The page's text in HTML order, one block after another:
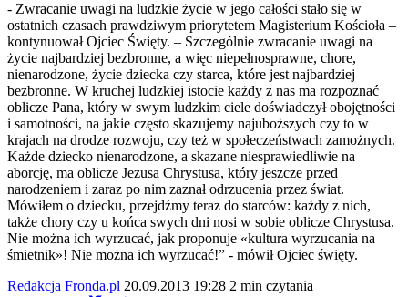
- Zwracanie uwagi na ludzkie życie w jego całości stało się w
ostatnich czasach prawdziwym priorytetem Magisterium Kościoła –
kontynuował Ojciec Święty. – Szczególnie zwracanie uwagi na
życie najbardziej bezbronne, a więc niepełnosprawne, chore,
nienarodzone, życie dziecka czy starca, które jest najbardziej
bezbronne. W kruchej ludzkiej istocie każdy z nas ma rozpoznać
oblicze Pana, który w swym ludzkim ciele doświadczył obojętności
i samotności, na jakie często skazujemy najuboższych czy to w
krajach na drodze rozwoju, czy też w społeczeństwach zamożnych.
Każde dziecko nienarodzone, a skazane niesprawiedliwie na
aborcję, ma oblicze Jezusa Chrystusa, który jeszcze przed
narodzeniem i zaraz po nim zaznał odrzucenia przez świat.
Mówiłem o dziecku, przejdźmy teraz do starców: każdy z nich,
także chory czy u końca swych dni nosi w sobie oblicze Chrystusa.
Nie można ich wyrzucać, jak proponuje «kultura wyrzucania na
śmietnik»! Nie można ich wyrzucać!” - mówił Ojciec święty.
Redakcja Fronda.pl 20.09.2013 19:28 2 min czytania